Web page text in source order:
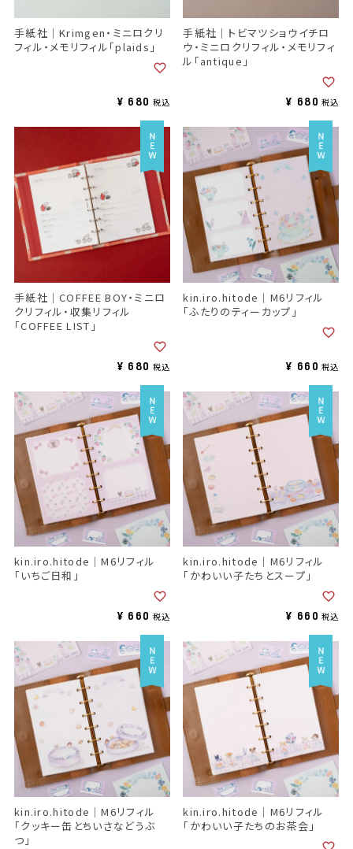
手紙社｜Krimgen・ミニロクリ
フィル・メモリフィル「plaids」
¥ 680 税込
手紙社｜トビマツショウイチロ
ウ・ミニロクリフィル・メモリフィ
ル「antique」
¥ 680 税込
手紙社｜COFFEE BOY・ミニロ
クリフィル・収集リフィル
「COFFEE LIST」
¥ 680 税込
kin.iro.hitode｜M6リフィル
「ふたりのティーカップ」
¥ 660 税込
kin.iro.hitode｜M6リフィル
「いちご日和」
¥ 660 税込
kin.iro.hitode｜M6リフィル
「かわいい子たちとスープ」
¥ 660 税込
kin.iro.hitode｜M6リフィル
「クッキー缶とちいさなどうぶ
つ」
kin.iro.hitode｜M6リフィル
「かわいい子たちのお茶会」